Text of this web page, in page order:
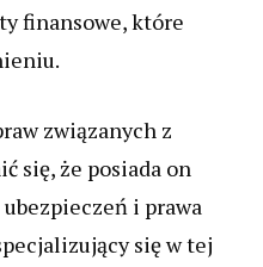
finansowe, które
związanych z
się, że posiada on
i prawa
się w tej